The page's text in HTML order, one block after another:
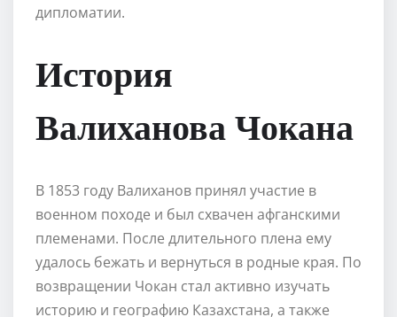
дипломатии.
История
Валиханова Чокана
В 1853 году Валиханов принял участие в
военном походе и был схвачен афганскими
племенами. После длительного плена ему
удалось бежать и вернуться в родные края. По
возвращении Чокан стал активно изучать
историю и географию Казахстана, а также